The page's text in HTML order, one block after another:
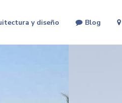
y diseño Blog